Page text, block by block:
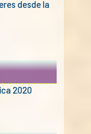
desde la
2020